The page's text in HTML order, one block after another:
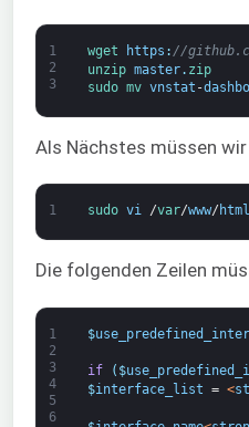
1
2
3
wget https : //
unzip master. zip
sudo mv vnstat -
Als Nächstes müssen
1 sudo vi /var/www/ html
Die folgenden Zeilen
1
2
3
4
5
6
$
if ( $
$interface_list = <